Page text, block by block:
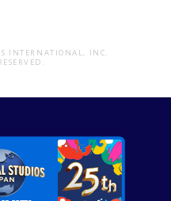
INTERNATIONAL, INC.